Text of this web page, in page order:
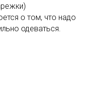
о том, что надо
одеваться.